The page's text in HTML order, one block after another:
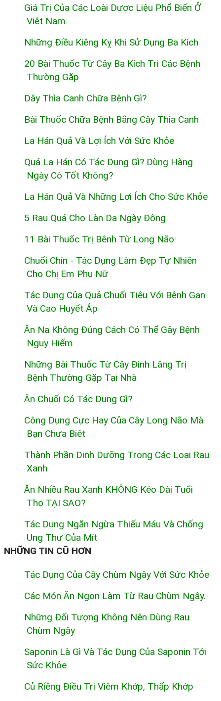
Giá Trị Của Các Loài Dược Liệu Phổ Biến Ở
Việt Nam
Những Điều Kiêng Kỵ Khi Sử Dụng Ba Kích
20 Bài Thuốc Từ Cây Ba Kích Trị Các Bệnh
Thường Gặp
Dây Thìa Canh Chữa Bệnh Gì?
Bài Thuốc Chữa Bệnh Bằng Cây Thìa Canh
La Hán Quả Và Lợi Ích Với Sức Khỏe
Quả La Hán Có Tác Dụng Gì? Dùng Hàng
Ngày Có Tốt Không?
La Hán Quả Và Những Lợi Ích Cho Sức Khỏe
5 Rau Quả Cho Làn Da Ngày Đông
11 Bài Thuốc Trị Bênh Từ Long Não·
Chuối Chín - Tác Dụng Làm Đẹp Tự Nhiên
Cho Chị Em Phụ Nữ
Tác Dụng Của Quả Chuối Tiêu Với Bệnh Gan
Và Cao Huyết Áp
Ăn Na Không Đúng Cách Có Thể Gây Bệnh
Nguy Hiểm
Những Bài Thuốc Từ Cây Đinh Lăng Trị
Bệnh Thường Gặp Tại Nhà
Ăn Chuối Có Tác Dụng Gì?
Công Dụng Cực Hay Của Cây Long Não Mà
Bạn Chưa Biêt
Thành Phần Dinh Dưỡng Trong Các Loại Rau
Xanh
Ăn Nhiều Rau Xanh KHÔNG Kéo Dài Tuổi
Thọ TẠI SAO?
Tác Dụng Ngăn Ngừa Thiếu Máu Và Chống
Ung Thư Của Mít
NHỮNG TIN CŨ HƠN
Tác Dụng Của Cây Chùm Ngây Với Sức Khỏe
Các Món Ăn Ngon Làm Từ Rau Chùm Ngây.
Những Đối Tượng Không Nên Dùng Rau
Chùm Ngây
Saponin Là Gì Và Tác Dụng Của Saponin Tới
Sức Khỏe
Củ Riềng Điều Trị Viêm Khớp, Thấp Khớp